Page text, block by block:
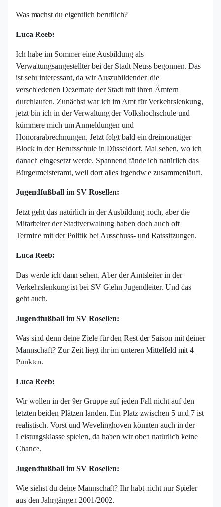
Was machst du eigentlich beruflich?
Luca Reeb:
Ich habe im Sommer eine Ausbildung als
Verwaltungsangestellter bei der Stadt Neuss begonnen. Das
ist sehr interessant, da wir Auszubildenden die
verschiedenen Dezernate der Stadt mit ihren Ämtern
durchlaufen. Zunächst war ich im Amt für Verkehrslenkung,
jetzt bin ich in der Verwaltung der Volkshochschule und
kümmere mich um Anmeldungen und
Honorarabrechnungen. Jetzt folgt bald ein dreimonatiger
Block in der Berufsschule in Düsseldorf. Mal sehen, wo ich
danach eingesetzt werde. Spannend fände ich natürlich das
Bürgermeisteramt, weil dort alles irgendwie zusammenläuft.
Jugendfußball im SV Rosellen:
Jetzt geht das natürlich in der Ausbildung noch, aber die
Mitarbeiter der Stadtverwaltung haben doch auch oft
Termine mit der Politik bei Ausschuss- und Ratssitzungen.
Luca Reeb:
Das werde ich dann sehen. Aber der Amtsleiter in der
Verkehrslenkung ist bei SV Glehn Jugendleiter. Und das
geht auch.
Jugendfußball im SV Rosellen:
Was sind denn deine Ziele für den Rest der Saison mit deiner
Mannschaft? Zur Zeit liegt ihr im unteren Mittelfeld mit 4
Punkten.
Luca Reeb:
Wir wollen in der 9er Gruppe auf jeden Fall nicht auf den
letzten beiden Plätzen landen. Ein Platz zwischen 5 und 7 ist
realistisch. Vorst und Wevelinghoven könnten auch in der
Leistungsklasse spielen, da haben wir oben natürlich keine
Chance.
Jugendfußball im SV Rosellen:
Wie siehst du deine Mannschaft? Ihr habt nicht nur Spieler
aus den Jahrgängen 2001/2002.